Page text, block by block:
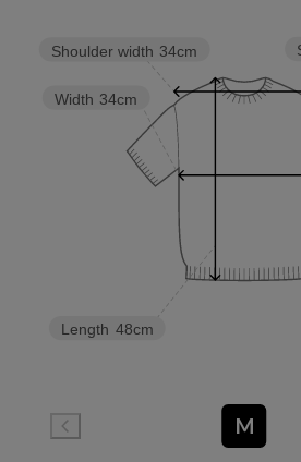
Length 48cm
Width 34cm
Shoulder width 34cm
M